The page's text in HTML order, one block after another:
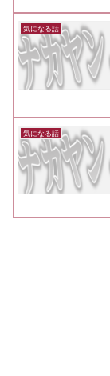
気になる話
気になる話